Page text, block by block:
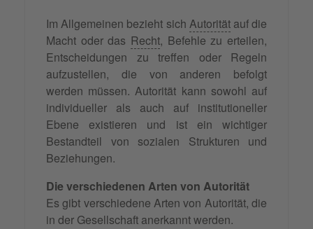
Im Allgemeinen bezieht sich Autoritätauf die
Macht oder das Recht, Befehle zu erteilen,
Entscheidungen zu treffen oder Regeln
aufzustellen, die von anderen befolgt
werden müssen. Autorität kann sowohl auf
individueller als auch auf institutioneller
Ebene existieren und ist ein wichtiger
Bestandteil von sozialen Strukturen und
Beziehungen.
Die verschiedenen Arten von Autorität
Es gibt verschiedene Arten von Autorität, die
in der Gesellschaft anerkannt werden.